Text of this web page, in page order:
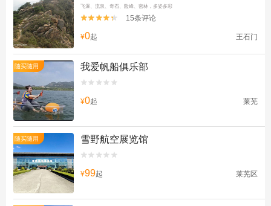
飞瀑、流泉、奇石、险峰、密林，多姿多彩

 15条评论
¥0起 王石门
随买随用 我爱帆船俱乐部


¥0起 莱芜
随买随用 雪野航空展览馆


¥99起 莱芜区